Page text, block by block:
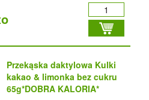
Przekąska daktylowa Kulki
kakao & limonka bez cukru
65g*DOBRA KALORIA*